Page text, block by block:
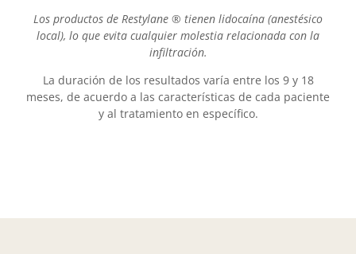
Los productos de Restylane ® tienen lidocaína (anestésico
local), lo que evita cualquier molestia relacionada con la
infiltración.
La duración de los resultados varía entre los 9 y 18
meses, de acuerdo a las características de cada paciente
y al tratamiento en específico.